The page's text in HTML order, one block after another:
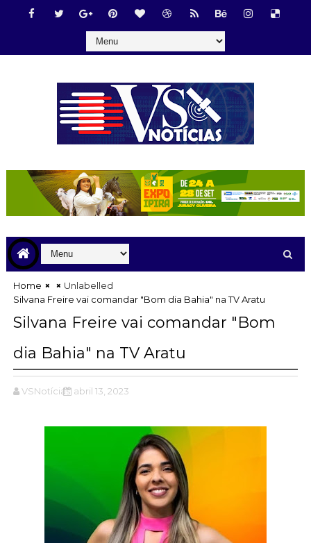
Home
Unlabelled
Silvana Freire vai comandar "Bom dia Bahia" na TV Aratu
Silvana Freire vai comandar "Bom
dia Bahia" na TV Aratu
VSNotícias abril 13, 2023